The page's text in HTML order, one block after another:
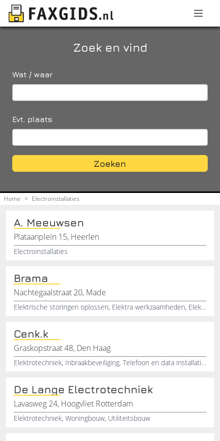
Zoek en vind
Wat / waar
Evt. plaats
Zoeken
Home > Electroinstallaties
A. Meeuwsen
Plataanplein 15, Heerlen
Electroinstallaties
Brama
Nachtegaalstraat 20, Made
Elektrische storingen oplossen, Elektra werkzaamheden, Elektriciteit aansluiten in een nieuwbouw of bestaande woning, Elektriciteitsleidingen aanleggen, Installatiemonteur, Contactpunten aanleggen, Zwakstroom, Sterkstroom, Nieuwbouw woning voorzien van elektra, Nieuwe meterkast plaatsen
Cenk.k
Graskopstraat 48, Den Haag
Elektrotechniek, Inbraakbeveiliging, Telefoon en data installaties, 24 uurs storingsdienst, Camera installaties, Intercom , Brandmeldinstallaties
De Lange Electrotechniek
Lavasweg 24, Hoogvliet Rotterdam
Elektrotechniek, Woningbouw, Utiliteitsbouw